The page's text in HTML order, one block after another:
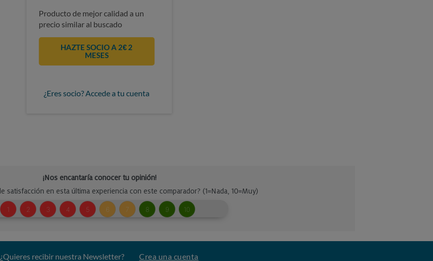
Producto de mejor calidad a un
precio similar al buscado
HAZTE SOCIO A 2€ 2
MESES
¿Eres socio? Accede a tu cuenta
¿Quieres recibir nuestra Newsletter? Crea una cuenta